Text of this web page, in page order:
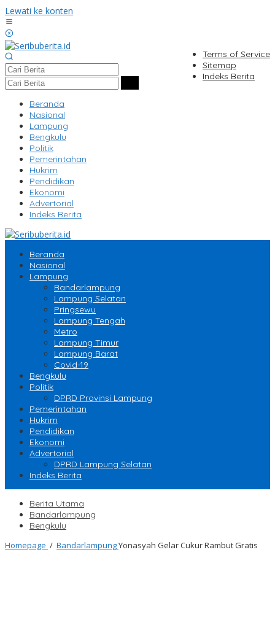
Lewati ke konten
Terms of Service
Sitemap
Indeks Berita
Beranda
Nasional
Lampung
Bengkulu
Politik
Pemerintahan
Hukrim
Pendidikan
Ekonomi
Advertorial
Indeks Berita
Beranda
Nasional
Lampung
Bandarlampung
Lampung Selatan
Pringsewu
Lampung Tengah
Metro
Lampung Timur
Lampung Barat
Covid-19
Bengkulu
Politik
DPRD Provinsi Lampung
Pemerintahan
Hukrim
Pendidikan
Ekonomi
Advertorial
DPRD Lampung Selatan
Indeks Berita
Berita Utama
Bandarlampung
Bengkulu
Homepage / BandarlampungYonasyah Gelar Cukur Rambut Gratis